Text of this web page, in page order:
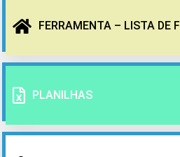
FERRAMENTA – LISTA DE FII
PLANILHAS